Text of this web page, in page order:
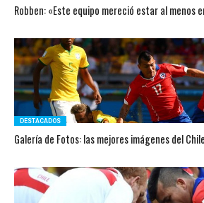
Robben: «Este equipo mereció estar al menos
DESTACADOS
Galería de Fotos: las mejores imágenes del